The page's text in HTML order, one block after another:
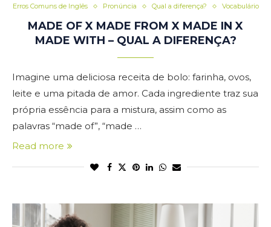
Erros Comuns de Inglês
Pronúncia Qual a diferença? Vocabulário
MADE OF X MADE FROM X MADE IN X
MADE WITH – QUAL A DIFERENÇA?
Imagine uma deliciosa receita de bolo: farinha, ovos,
leite e uma pitada de amor. Cada ingrediente traz sua
própria essência para a mistura, assim como as
palavras “made of”, “made …
Read more